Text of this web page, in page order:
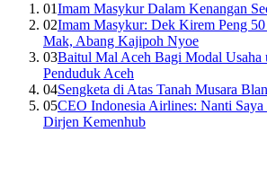
01Imam Masykur Dalam Kenangan
02Imam Masykur: Dek Kirem Peng 50
Mak, Abang Kajipoh Nyoe
03Baitul Mal Aceh Bagi Modal Usaha
Penduduk Aceh
04Sengketa di Atas Tanah Musara
05CEO Indonesia Airlines: Nanti Saya
Dirjen Kemenhub